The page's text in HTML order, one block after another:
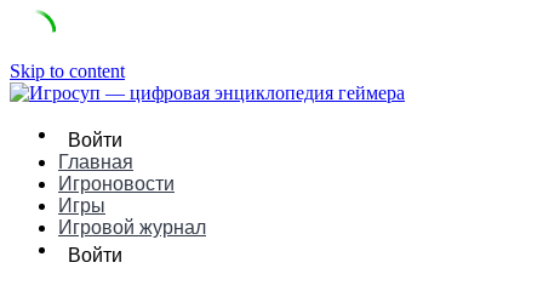
Skip to content
Войти
Главная
Игроновости
Игры
Игровой журнал
Войти